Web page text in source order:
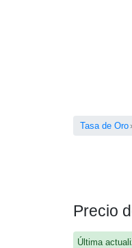
Tasa de Oro
Precio
Última